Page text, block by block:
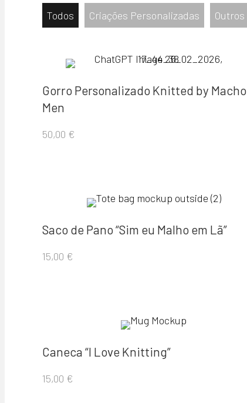
Todos Criações Personalizadas Outros
Gorro Personalizado Knitted by Macho
Men
50,00 €
Saco de Pano “Sim eu Malho em Lã”
15,00 €
Caneca “I Love Knitting”
15,00 €